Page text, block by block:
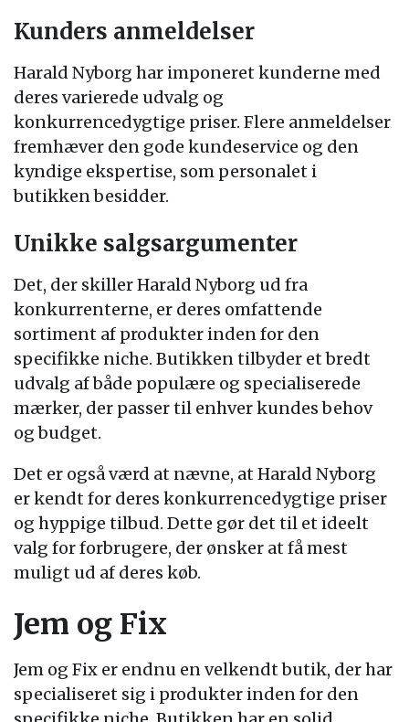
Kunders anmeldelser
Harald Nyborg har imponeret kunderne med
deres varierede udvalg og
konkurrencedygtige priser. Flere anmeldelser
fremhæver den gode kundeservice og den
kyndige ekspertise, som personalet i
butikken besidder.
Unikke salgsargumenter
Det, der skiller Harald Nyborg ud fra
konkurrenterne, er deres omfattende
sortiment af produkter inden for den
specifikke niche. Butikken tilbyder et bredt
udvalg af både populære og specialiserede
mærker, der passer til enhver kundes behov
og budget.
Det er også værd at nævne, at Harald Nyborg
er kendt for deres konkurrencedygtige priser
og hyppige tilbud. Dette gør det til et ideelt
valg for forbrugere, der ønsker at få mest
muligt ud af deres køb.
Jem og Fix
Jem og Fix er endnu en velkendt butik, der har
specialiseret sig i produkter inden for den